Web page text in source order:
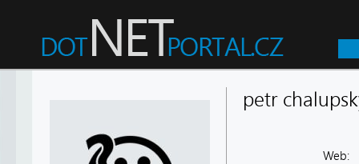
petr
Web: